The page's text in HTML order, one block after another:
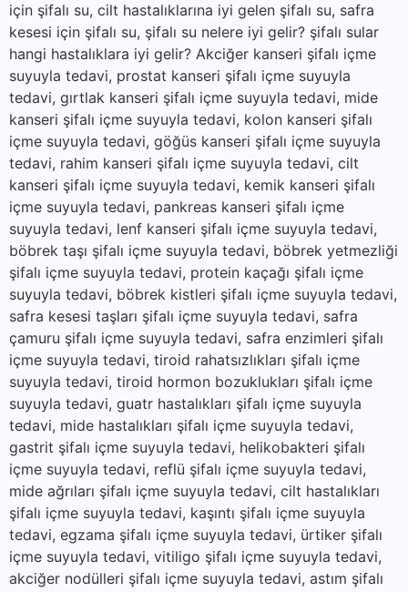
için şifalı su, cilt hastalıklarına iyi gelen şifalı su, safra
kesesi için şifalı su, şifalı su nelere iyi gelir? şifalı sular
hangi hastalıklara iyi gelir? Akciğer kanseri şifalı içme
suyuyla tedavi, prostat kanseri şifalı içme suyuyla
tedavi, gırtlak kanseri şifalı içme suyuyla tedavi, mide
kanseri şifalı içme suyuyla tedavi, kolon kanseri şifalı
içme suyuyla tedavi, göğüs kanseri şifalı içme suyuyla
tedavi, rahim kanseri şifalı içme suyuyla tedavi, cilt
kanseri şifalı içme suyuyla tedavi, kemik kanseri şifalı
içme suyuyla tedavi, pankreas kanseri şifalı içme
suyuyla tedavi, lenf kanseri şifalı içme suyuyla tedavi,
böbrek taşı şifalı içme suyuyla tedavi, böbrek yetmezliği
şifalı içme suyuyla tedavi, protein kaçağı şifalı içme
suyuyla tedavi, böbrek kistleri şifalı içme suyuyla tedavi,
safra kesesi taşları şifalı içme suyuyla tedavi, safra
çamuru şifalı içme suyuyla tedavi, safra enzimleri şifalı
içme suyuyla tedavi, tiroid rahatsızlıkları şifalı içme
suyuyla tedavi, tiroid hormon bozuklukları şifalı içme
suyuyla tedavi, guatr hastalıkları şifalı içme suyuyla
tedavi, mide hastalıkları şifalı içme suyuyla tedavi,
gastrit şifalı içme suyuyla tedavi, helikobakteri şifalı
içme suyuyla tedavi, reflü şifalı içme suyuyla tedavi,
mide ağrıları şifalı içme suyuyla tedavi, cilt hastalıkları
şifalı içme suyuyla tedavi, kaşıntı şifalı içme suyuyla
tedavi, egzama şifalı içme suyuyla tedavi, ürtiker şifalı
içme suyuyla tedavi, vitiligo şifalı içme suyuyla tedavi,
akciğer nodülleri şifalı içme suyuyla tedavi, astım şifalı